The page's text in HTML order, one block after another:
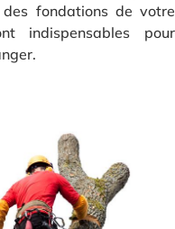
fondations de votre
indispensables pour